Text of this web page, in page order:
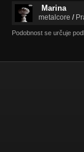
Marina
metalcore /
Podobnost se určuje